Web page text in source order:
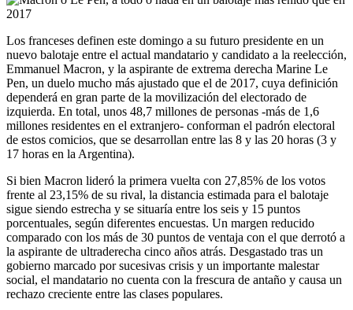
Los franceses definen este domingo a su futuro presidente en un
nuevo balotaje entre el actual mandatario y candidato a la reelección,
Emmanuel Macron, y la aspirante de extrema derecha Marine Le
Pen, un duelo mucho más ajustado que el de 2017, cuya definición
dependerá en gran parte de la movilización del electorado de
izquierda. En total, unos 48,7 millones de personas -más de 1,6
millones residentes en el extranjero- conforman el padrón electoral
de estos comicios, que se desarrollan entre las 8 y las 20 horas (3 y
17 horas en la Argentina).
Si bien Macron lideró la primera vuelta con 27,85% de los votos
frente al 23,15% de su rival, la distancia estimada para el balotaje
sigue siendo estrecha y se situaría entre los seis y 15 puntos
porcentuales, según diferentes encuestas. Un margen reducido
comparado con los más de 30 puntos de ventaja con el que derrotó a
la aspirante de ultraderecha cinco años atrás. Desgastado tras un
gobierno marcado por sucesivas crisis y un importante malestar
social, el mandatario no cuenta con la frescura de antaño y causa un
rechazo creciente entre las clases populares.